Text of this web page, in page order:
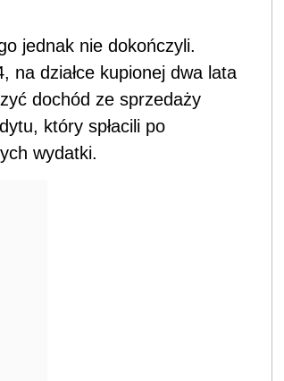
jednak nie dokończyli.
na działce kupionej dwa lata
dochód ze sprzedaży
który spłacili po
wydatki.